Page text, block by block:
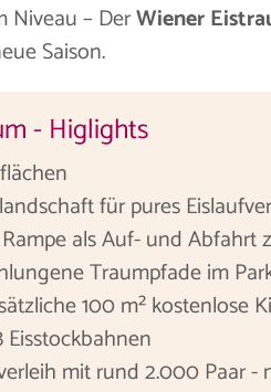
Niveau – DerWiener
Saison.
- Higlights
für pures
als Auf- und Abfahrt
Traumpfade im
100 m² kostenlose
mit rund 2.000 Paar